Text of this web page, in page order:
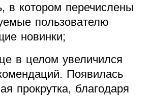
в котором перечислены
пользователю
новинки;
в целом увеличился
Появилась
прокрутка, благодаря